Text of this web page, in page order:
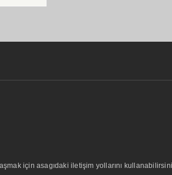
için asagıdaki iletişim yollarını